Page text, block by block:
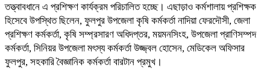
তত্ত্বাবধানে এ প্রশিক্ষণ কার্যক্রম পরিচালিত হচ্ছে। এছাড়াও কর্মশালায় প্রশিক্ষক
হিসেবে উপস্থিত ছিলেন, ফুলপুর উপজেলা কৃষি কর্মকর্তা নাদিয়া ফেরদৌসী, জেলা
প্রশিক্ষণ কর্মকর্তা, কৃষি সম্প্রসারণ অধিদপ্তর, ময়মনসিংহ, উপজেলা প্রাণিসম্পদ
কর্মকর্তা, সিনিয়র উপজেলা মৎস্য কর্মকর্তা উজ্জ্বল হোসেন, মেডিকেল অফিসার
ফুলপুর, সহকারি বৈজ্ঞানিক কর্মকর্তা বারটান প্রমুখ।